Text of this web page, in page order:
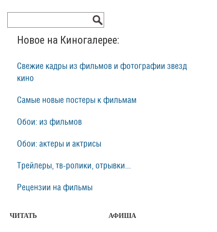
Новое на Киногалерее:
Свежие кадры из фильмов и фотографии звезд
кино
Самые новые постеры к фильмам
Обои: из фильмов
Обои: актеры и актрисы
Трейлеры, тв-ролики, отрывки...
Рецензии на фильмы
ЧИТАТЬ АФИША